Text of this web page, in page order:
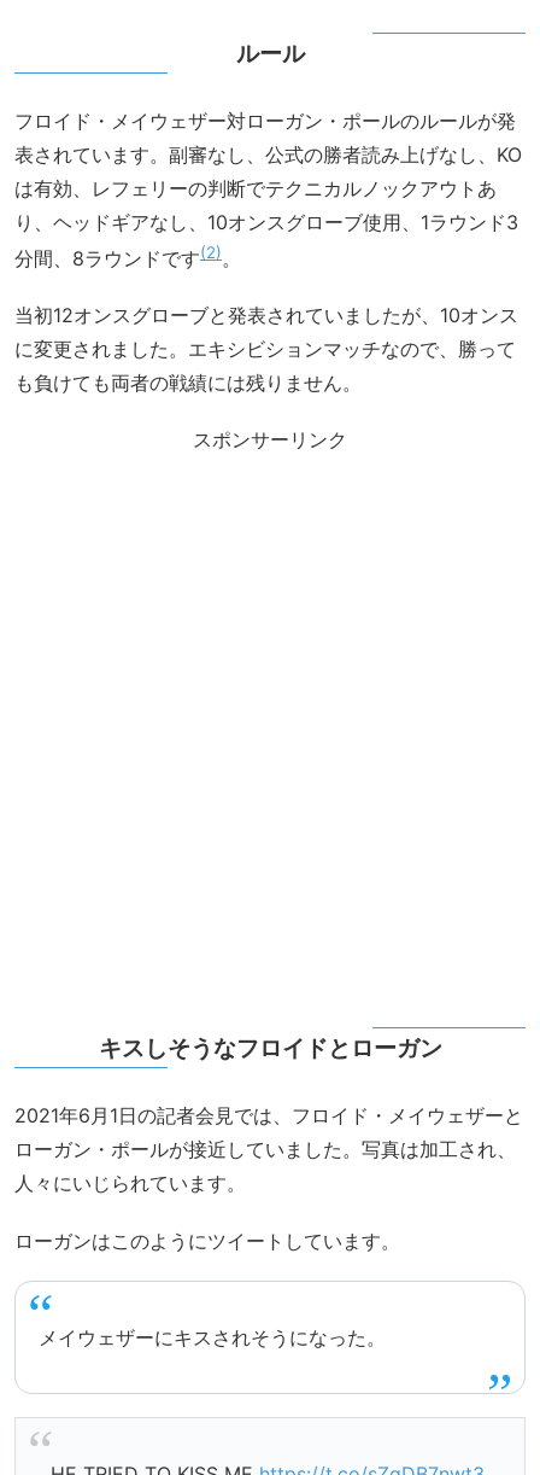
ルール
フロイド・メイウェザー対ローガン・ポールのルールが発
表されています。副審なし、公式の勝者読み上げなし、KO
は有効、レフェリーの判断でテクニカルノックアウトあ
り、ヘッドギアなし、10オンスグローブ使用、1ラウンド3
分間、8ラウンドです 2 。
当初12オンスグローブと発表されていましたが、10オンス
に変更されました。エキシビションマッチなので、勝って
も負けても両者の戦績には残りません。
スポンサーリンク
キスしそうなフロイドとローガン
2021年6月1日の記者会見では、フロイド・メイウェザーと
ローガン・ポールが接近していました。写真は加工され、
人々にいじられています。
ローガンはこのようにツイートしています。
メイウェザーにキスされそうになった。